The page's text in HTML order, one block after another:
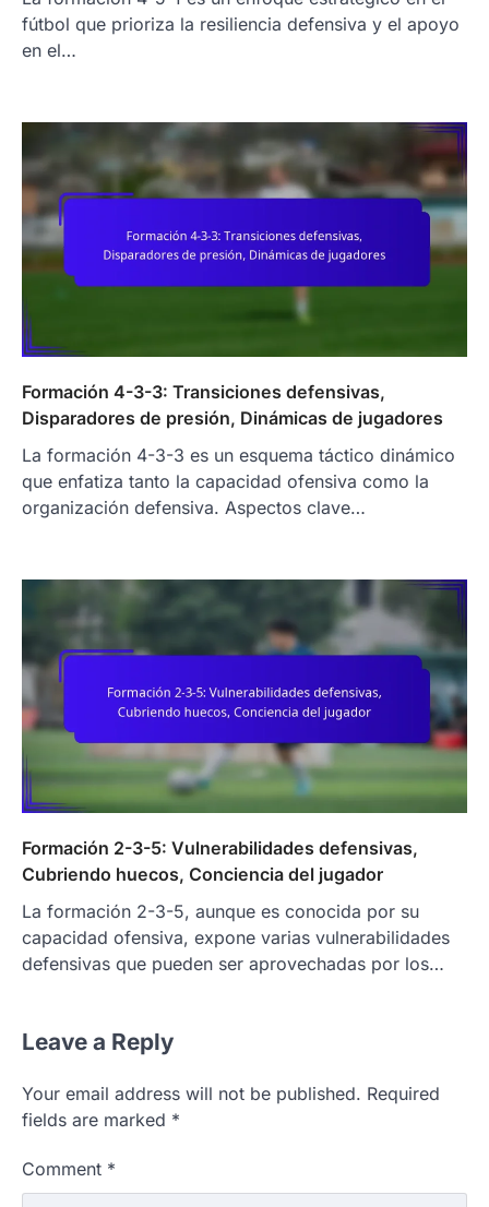
fútbol que prioriza la resiliencia defensiva y el apoyo
en el…
Formación 4-3-3: Transiciones defensivas,
Disparadores de presión, Dinámicas de jugadores
La formación 4-3-3 es un esquema táctico dinámico
que enfatiza tanto la capacidad ofensiva como la
organización defensiva. Aspectos clave…
Formación 2-3-5: Vulnerabilidades defensivas,
Cubriendo huecos, Conciencia del jugador
La formación 2-3-5, aunque es conocida por su
capacidad ofensiva, expone varias vulnerabilidades
defensivas que pueden ser aprovechadas por los…
Leave a Reply
Your email address will not be published. Required
fields are marked *
Comment *